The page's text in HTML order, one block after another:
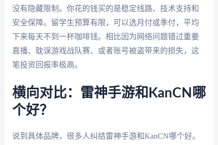
没有隐藏限制。你花的钱买的是稳定线路、技术支持和
安全保障。留学生预算有限，可以选月付或季付，平均
下来每天不到一杯咖啡钱。相比因为网络问题错过重要
直播、耽误游戏战队赛、或者账号被盗带来的损失，这
笔投资回报率极高。
横向对比：雷神手游和KanCN哪
个好？
说到具体品牌，很多人纠结雷神手游和KanCN哪个好。